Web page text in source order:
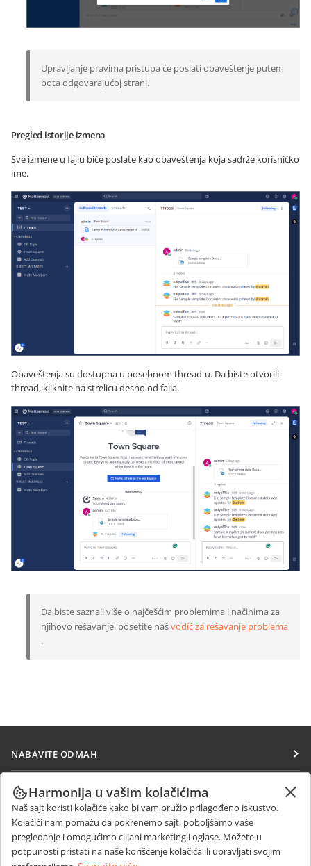
Upravljanje pravima pristupa će poslati obaveštenje putem
bota odgovarajućoj strani.
Pregled istorije izmena
Sve izmene u fajlu biće poslate kao obaveštenja koja sadrže korisničko
ime.
Obaveštenja su dostupna u posebnom thread-u. Da biste otvorili
thread, kliknite na strelicu desno od fajla.
Da biste saznali više o najčešćim problemima i načinima za
njihovo rešavanje, posetite našvodič za rešavanje problema
.
NABAVITE ODMAH
Docs
DocSpace
Workspace
Konektori
SARAĐUJTE
Za doprinosioce
Za prevodioce
Za influensere
PRIMAJTE VESTI
Blog
DOBIJTE POMOĆ
Harmonija u vašim kolačićima
Naš sajt koristi kolačiće kako bi vam pružio prilagođeno iskustvo.
Kolačići nam pomažu da pokrenemo sajt, poboljšamo vaše
pregledanje i omogućimo ciljani marketing i oglase. Možete u
potpunosti pristati na naše korišćenje kolačića ili upravljati svojim